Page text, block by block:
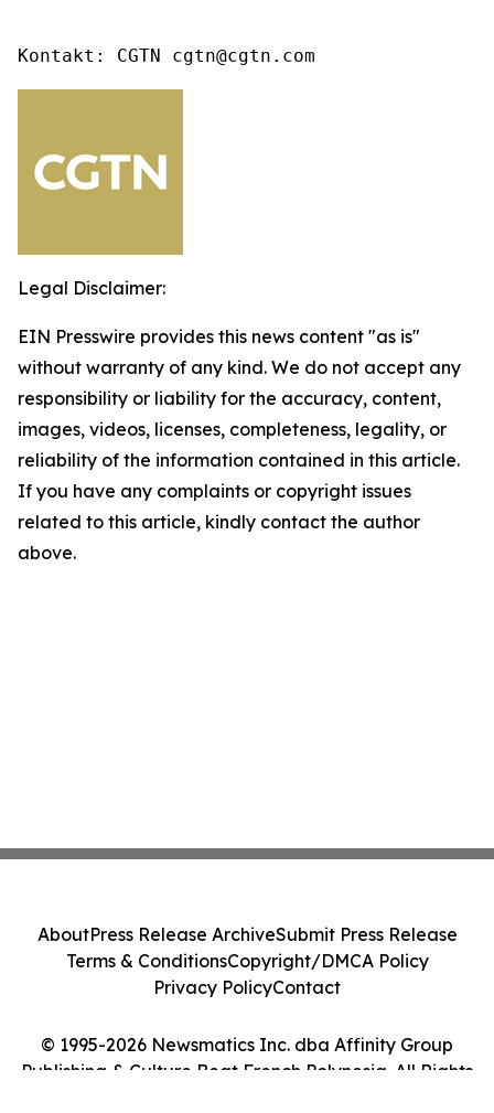
Kontakt: CGTN cgtn@cgtn.com
Legal Disclaimer:
EIN Presswire provides this news content "as is"
without warranty of any kind. We do not accept any
responsibility or liability for the accuracy, content,
images, videos, licenses, completeness, legality, or
reliability of the information contained in this article.
If you have any complaints or copyright issues
related to this article, kindly contact the author
above.
© 1995-2026 Newsmatics Inc. dba Affinity Group
Publishing & Culture Beat French Polynesia. All Rights
AboutPress Release ArchiveSubmit Press Release
Terms & ConditionsCopyright/DMCA Policy
Privacy PolicyContact